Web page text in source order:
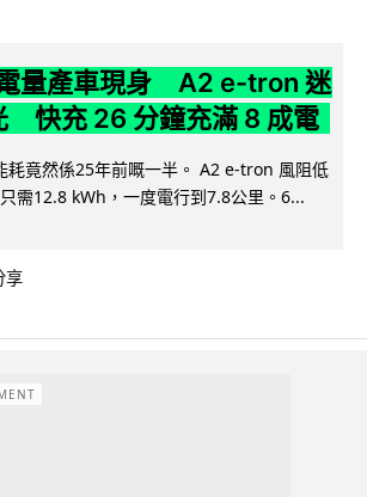
量產車現身 A2 e-tron 迷
快充 26 分鐘充滿 8 成電
耗竟然係25年前嘅一半。 A2 e-tron 風阻低
需12.8 kWh，一度電行到7.8公里。6...
享